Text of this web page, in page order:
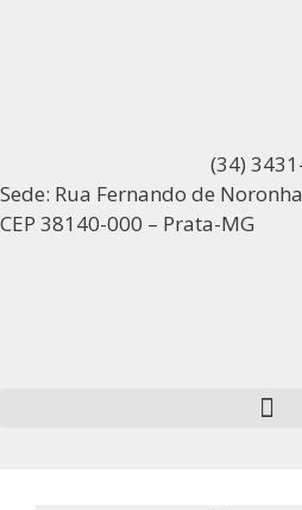
(34)
Sede: Rua Fernando de
CEP 38140-000 – Prata-MG